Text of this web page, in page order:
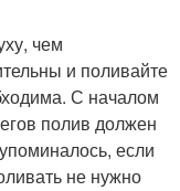
чем
и поливайте
С началом
полив должен
если
не нужно